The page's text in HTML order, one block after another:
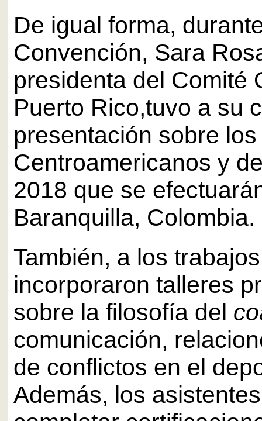
De igual forma,
Convención, Sara
presidenta del Comité
Puerto Rico,tuvo a su
presentación sobre
Centroamericanos y
2018 que se
Baranquilla, Colombia.
También, a los
incorporaron talleres
sobre la filosofía del
comunicación,
de conflictos en el
Además, los